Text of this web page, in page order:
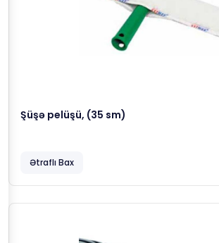
Şüşə pelüşü, (35 sm)
Ətraflı Bax